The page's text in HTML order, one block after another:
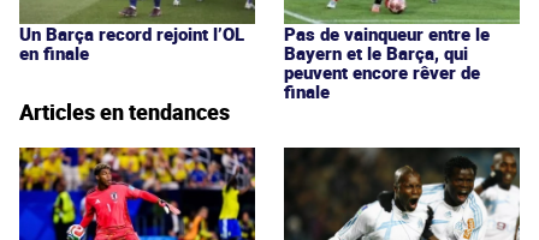
Un Barça record rejoint l’OL
en finale
Pas de vainqueur entre le
Bayern et le Barça, qui
peuvent encore rêver de
finale
Articles en tendances